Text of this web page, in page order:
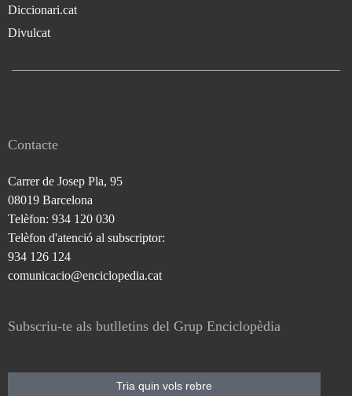
Diccionari.cat
Divulcat
Contacte
Carrer de Josep Pla, 95
08019 Barcelona
Telèfon: 934 120 030
Telèfon d'atenció al subscriptor:
934 126 124
comunicacio@enciclopedia.cat
Subscriu-te als butlletins del Grup Enciclopèdia
Tria quin vols rebre